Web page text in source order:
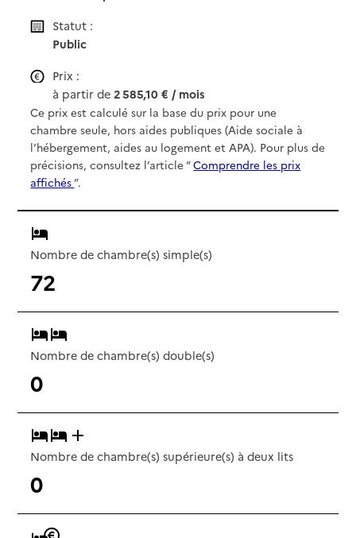
Statut :
Public
Prix :
à partir de2 585,10 € / mois
Ce prix est calculé sur la base du prix pour une
chambre seule, hors aides publiques (Aide sociale à
l’hébergement, aides au logement et APA). Pour plus de
précisions, consultez l’article “Comprendre les prix
affichés”.
Nombre de chambre(s) simple(s)
72
Nombre de chambre(s) double(s)
0
Nombre de chambre(s) supérieure(s) à deux lits
0